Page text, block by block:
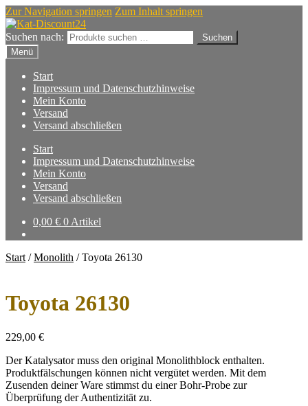
Zur Navigation springen Zum Inhalt springen
Suchen nach:
Suchen
Menü
Start
Impressum und Datenschutzhinweise
Mein Konto
Versand
Versand abschließen
Start
Impressum und Datenschutzhinweise
Mein Konto
Versand
Versand abschließen
0,00 € 0 Artikel
Start /Monolith /Toyota 26130
Toyota 26130
229,00 €
Der Katalysator muss den original Monolithblock enthalten.
Produktfälschungen können nicht vergütet werden. Mit dem
Zusenden deiner Ware stimmst du einer Bohr-Probe zur
Überprüfung der Authentizität zu.